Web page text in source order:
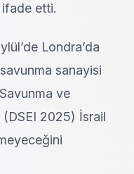
ifade etti.
Londra’da
sanayisi
ve
(DSEI 2025) İsrail